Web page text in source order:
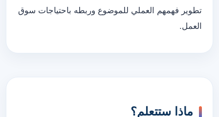
تطوير فهمهم العملي للموضوع وربطه باحتياجات سوق
العمل.
ماذا ستتعلم؟